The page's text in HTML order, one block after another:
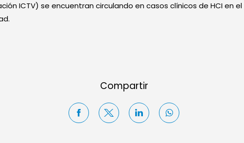
ICTV) se encuentran circulando en casos clínicos de HCI en
Compartir